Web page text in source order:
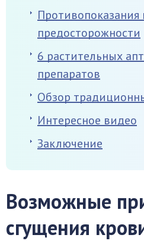
предосторожности
6 растительных
препаратов
Обзор
Интересное видео
Заключение
Возможные
сгущения